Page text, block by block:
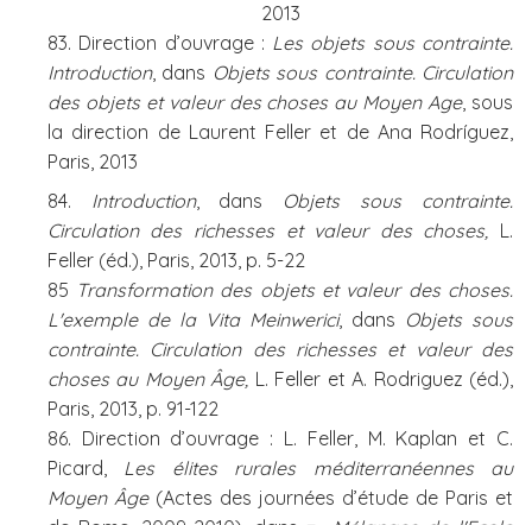
2013
83. Direction d’ouvrage : Les objets sous contrainte.
Introduction, dans Objets sous contrainte. Circulation
des objets et valeur des choses au Moyen Age, sous
la direction de Laurent Feller et de Ana Rodríguez,
Paris, 2013
84. Introduction, dans Objets sous contrainte.
Circulation des richesses et valeur des choses, L.
Feller (éd.), Paris, 2013, p. 5-22
85 Transformation des objets et valeur des choses.
L'exemple de la Vita Meinwerici, dans Objets sous
contrainte. Circulation des richesses et valeur des
choses au Moyen Âge, L. Feller et A. Rodriguez (éd.),
Paris, 2013, p. 91-122
86. Direction d’ouvrage : L. Feller, M. Kaplan et C.
Picard, Les élites rurales méditerranéennes au
Moyen Âge(Actes des journées d’étude de Paris et